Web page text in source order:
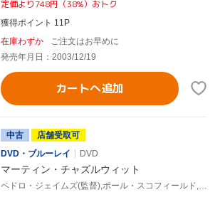
定価より748円（38%）おトク
獲得ポイント 11P
在庫わずか
ご注文はお早めに
発売年月日：2003/12/19
カートへ追加
中古
店舗受取可
DVD・ブルーレイ
DVD
マーティン・チャズルウィット